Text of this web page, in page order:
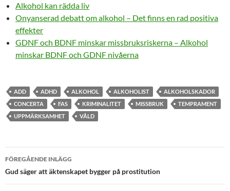
Alkohol kan rädda liv
Onyanserad debatt om alkohol – Det finns en rad positiva
effekter
GDNF och BDNF minskar missbruksriskerna – Alkohol
minskar BDNF och GDNF nivåerna
ADD ADHD ALKOHOL ALKOHOLIST
ALKOHOLSKADOR
CONCERTA
FAS KRIMINALITET MISSBRUK
TEMPRAMENT
UPPMÄRKSAMHET
VÅLD
Inläggsnavigering
FÖREGÅENDE INLÄGG
Gud säger att äktenskapet bygger på prostitution